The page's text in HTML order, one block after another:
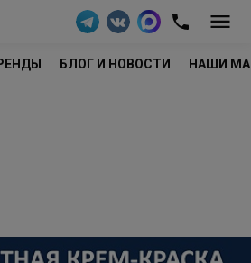
БЛОГ И НОВОСТИ НАШИ